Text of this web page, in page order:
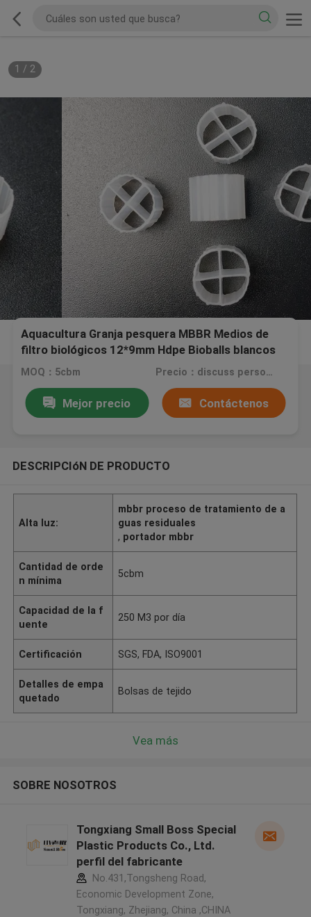
1 / 2
Aquacultura Granja pesquera MBBR Medios de
filtro biológicos 12*9mm Hdpe Bioballs blancos
Sbr Proceso
MOQ：5cbm Precio：discuss personally
Mejor precio Contáctenos
DESCRIPCIóN DE PRODUCTO
Alta luz:
mbbr proceso de tratamiento de a
guas residuales
, portador mbbr
Cantidad de orde
n mínima
5cbm
Capacidad de la f
uente
250 M3 por día
Certificación SGS, FDA, ISO9001
Detalles de empa
quetado
Bolsas de tejido
Vea más
SOBRE NOSOTROS
Tongxiang Small Boss Special
Plastic Products Co., Ltd.
perfil del fabricante
No.431,Tongsheng Road,
Economic Development Zone,
Tongxiang, Zhejiang, China ,CHINA